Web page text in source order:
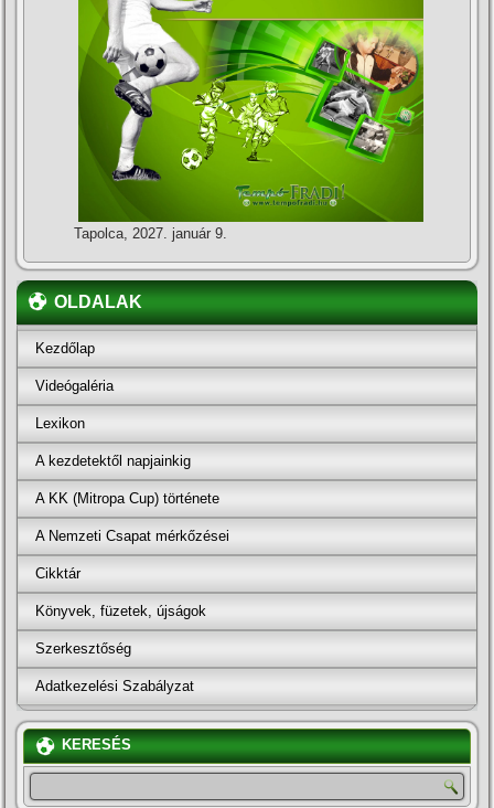
Tapolca, 2027. január 9.
OLDALAK
Kezdőlap
Videógaléria
Lexikon
A kezdetektől napjainkig
A KK (Mitropa Cup) története
A Nemzeti Csapat mérkőzései
Cikktár
Könyvek, füzetek, újságok
Szerkesztőség
Adatkezelési Szabályzat
KERESÉS